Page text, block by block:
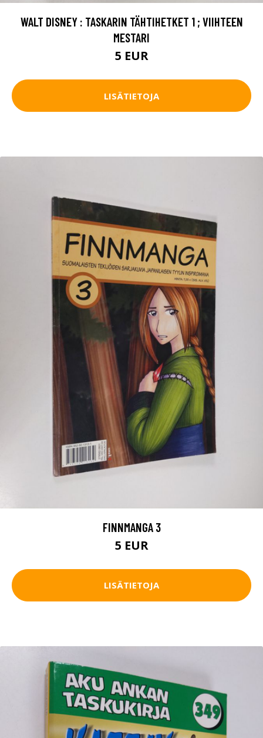
WALT DISNEY : TASKARIN TÄHTIHETKET 1 ; VIIHTEEN
MESTARI
5 EUR
LISÄTIETOJA
FINNMANGA 3
5 EUR
LISÄTIETOJA